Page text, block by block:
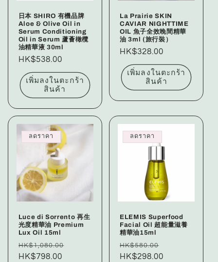
日本 SHIRO 有機品牌
Aloe & Olive Oil in
Serum Conditioning
Oil in Serum 蘆薈橄欖
油精華液 30ml
ราคา
ปกติ
HK$538.00
เพิ่มลงในตะกร้า
สินค้า
La Prairie SKIN
CAVIAR NIGHTTIME
OIL 魚子全效晚間精華
油 3ml (旅行裝）
ราคา
ปกติ
HK$328.00
เพิ่มลงในตะกร้า
สินค้า
ลดราคา
Luce di Sorrento 再生
光度精華油 Premium
Lux Oil 15ml
ราคา
ปกติ
HK$1,080.00
HK$798.00
ลดราคา
ELEMIS Superfood
Facial Oil 超能量滋養
精華油15ml
ราคา
ปกติ
HK$580.00
HK$298.00